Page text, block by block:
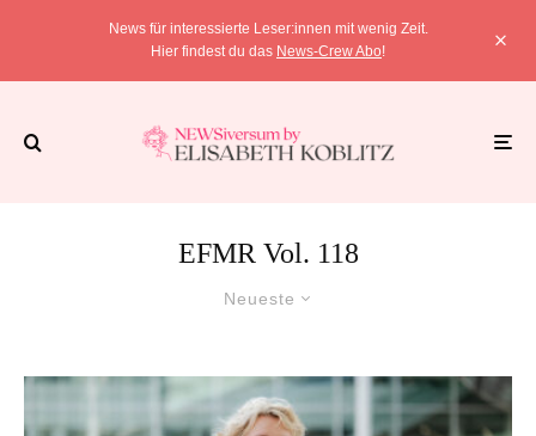
News für interessierte Leser:innen mit wenig Zeit.
Hier findest du das News-Crew Abo!
EFMR Vol. 118
Neueste